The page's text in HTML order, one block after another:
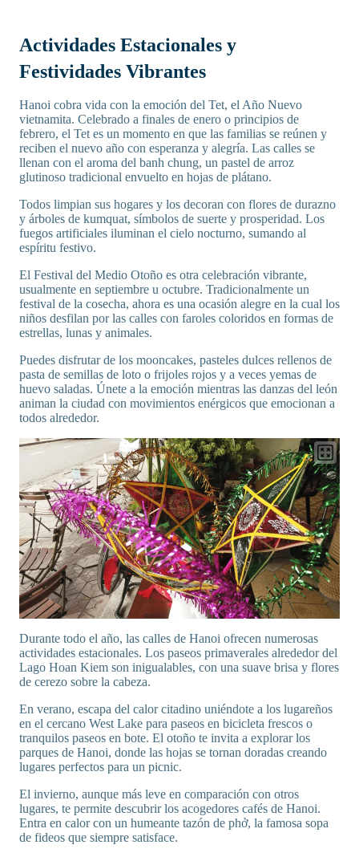
Actividades Estacionales y
Festividades Vibrantes
Hanoi cobra vida con la emoción del Tet, el Año Nuevo
vietnamita. Celebrado a finales de enero o principios de
febrero, el Tet es un momento en que las familias se reúnen y
reciben el nuevo año con esperanza y alegría. Las calles se
llenan con el aroma del banh chung, un pastel de arroz
glutinoso tradicional envuelto en hojas de plátano.
Todos limpian sus hogares y los decoran con flores de durazno
y árboles de kumquat, símbolos de suerte y prosperidad. Los
fuegos artificiales iluminan el cielo nocturno, sumando al
espíritu festivo.
El Festival del Medio Otoño es otra celebración vibrante,
usualmente en septiembre u octubre. Tradicionalmente un
festival de la cosecha, ahora es una ocasión alegre en la cual los
niños desfilan por las calles con faroles coloridos en formas de
estrellas, lunas y animales.
Puedes disfrutar de los mooncakes, pasteles dulces rellenos de
pasta de semillas de loto o frijoles rojos y a veces yemas de
huevo saladas. Únete a la emoción mientras las danzas del león
animan la ciudad con movimientos enérgicos que emocionan a
todos alrededor.
Durante todo el año, las calles de Hanoi ofrecen numerosas
actividades estacionales. Los paseos primaverales alrededor del
Lago Hoan Kiem son inigualables, con una suave brisa y flores
de cerezo sobre la cabeza.
En verano, escapa del calor citadino uniéndote a los lugareños
en el cercano West Lake para paseos en bicicleta frescos o
tranquilos paseos en bote. El otoño te invita a explorar los
parques de Hanoi, donde las hojas se tornan doradas creando
lugares perfectos para un picnic.
El invierno, aunque más leve en comparación con otros
lugares, te permite descubrir los acogedores cafés de Hanoi.
Entra en calor con un humeante tazón de phở, la famosa sopa
de fideos que siempre satisface.